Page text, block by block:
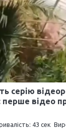
серію
перше відео
43 сек